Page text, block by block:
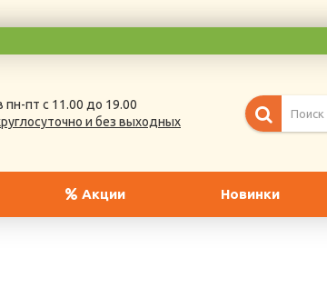
пн-пт с 11.00 до 19.00
и без выходных
Акции Новинки